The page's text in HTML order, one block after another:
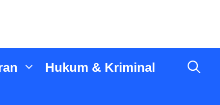
Hukum & Kriminal